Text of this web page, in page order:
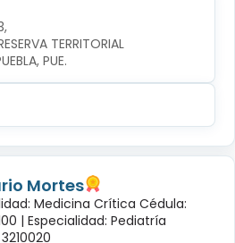
TERRITORIAL
PUE.
Mortes
Medicina Crítica Cédula:
| Especialidad: Pediatría